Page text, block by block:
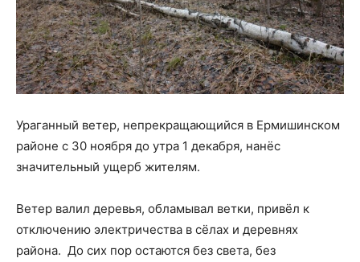
Ураганный ветер, непрекращающийся в Ермишинском
районе с 30 ноября до утра 1 декабря, нанёс
значительный ущерб жителям.
Ветер валил деревья, обламывал ветки, привёл к
отключению электричества в сёлах и деревнях
района. До сих пор остаются без света, без